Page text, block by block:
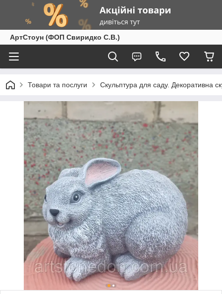
АртСтоун (ФОП Свиридко С.В.)
Товари та послуги Скульптура для саду. Декоративна